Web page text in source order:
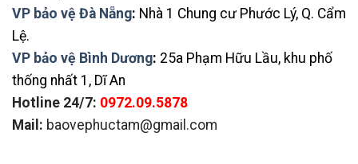
VP bảo vệ Đà Nẵng: Nhà 1 Chung cư Phước Lý, Q. Cẩm
Lệ.
VP bảo vệ Bình Dương: 25a Phạm Hữu Lầu, khu phố
thống nhất 1, Dĩ An
Hotline 24/7: 0972.09.5878
Mail: baovephuctam@gmail.com